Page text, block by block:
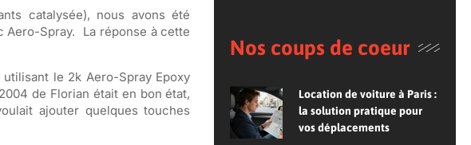
catalysée), nous avons été
Aero-Spray. La réponse à cette
le 2k Aero-Spray Epoxy
de Florian était en bon état,
ajouter quelques touches
Nos coups de coeur
Location de voiture à Paris :
la solution pratique pour
vos déplacements